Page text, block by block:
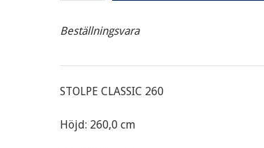
Beställningsvara
STOLPE CLASSIC 260
Höjd: 260,0 cm